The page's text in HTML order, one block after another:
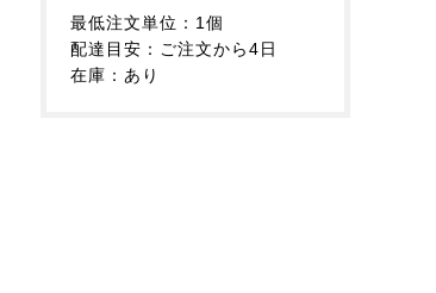
最低注文単位：1個
配達目安：ご注文から4日
在庫：あり